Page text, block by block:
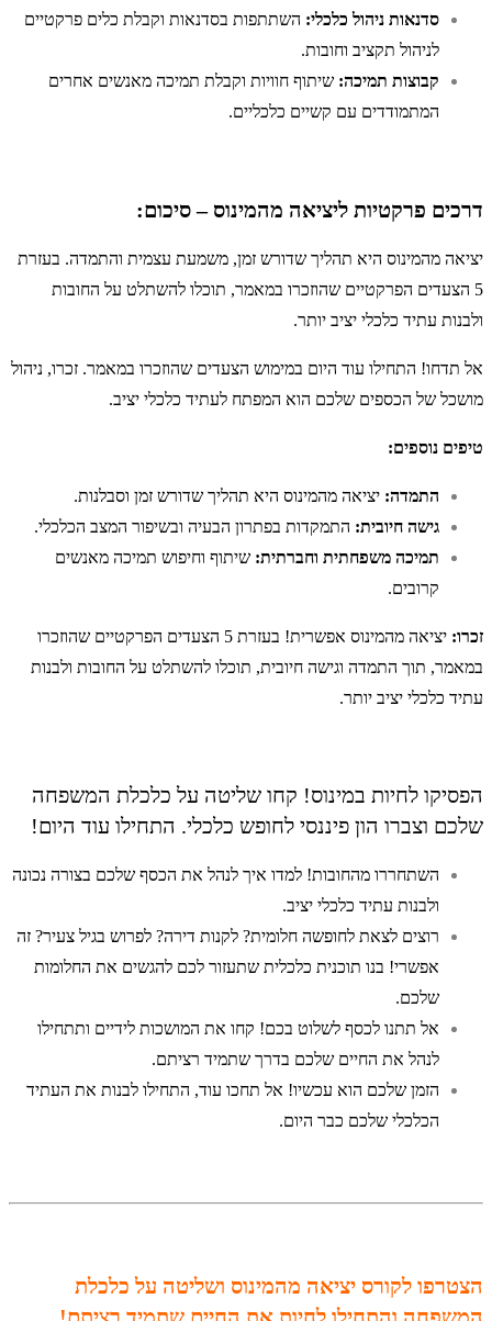
סדנאות ניהול כלכלי: השתתפות בסדנאות וקבלת כלים פרקטיים
לניהול תקציב וחובות.
קבוצות תמיכה: שיתוף חוויות וקבלת תמיכה מאנשים אחרים
המתמודדים עם קשיים כלכליים.
דרכים פרקטיות ליציאה מהמינוס – סיכום:
יציאה מהמינוס היא תהליך שדורש זמן, משמעת עצמית והתמדה. בעזרת
5 הצעדים הפרקטיים שהוזכרו במאמר, תוכלו להשתלט על החובות
ולבנות עתיד כלכלי יציב יותר.
אל תדחו! התחילו עוד היום במימוש הצעדים שהוזכרו במאמר. זכרו, ניהול
מושכל של הכספים שלכם הוא המפתח לעתיד כלכלי יציב.
טיפים נוספים:
התמדה: יציאה מהמינוס היא תהליך שדורש זמן וסבלנות.
גישה חיובית: התמקדות בפתרון הבעיה ובשיפור המצב הכלכלי.
תמיכה משפחתית וחברתית: שיתוף וחיפוש תמיכה מאנשים
קרובים.
זכרו:
יציאה מהמינוס אפשרית! בעזרת 5 הצעדים הפרקטיים שהוזכרו
במאמר, תוך התמדה וגישה חיובית, תוכלו להשתלט על החובות ולבנות
עתיד כלכלי יציב יותר.
הפסיקו לחיות במינוס! קחו שליטה על כלכלת המשפחה
שלכם וצברו הון פיננסי לחופש כלכלי. התחילו עוד היום!
השתחררו מהחובות! למדו איך לנהל את הכסף שלכם בצורה נכונה
ולבנות עתיד כלכלי יציב.
רוצים לצאת לחופשה חלומית? לקנות דירה? לפרוש בגיל צעיר? זה
אפשרי! בנו תוכנית כלכלית שתעזור לכם להגשים את החלומות
שלכם.
אל תתנו לכסף לשלוט בכם! קחו את המושכות לידיים ותתחילו
לנהל את החיים שלכם בדרך שתמיד רציתם.
הזמן שלכם הוא עכשיו! אל תחכו עוד, התחילו לבנות את העתיד
הכלכלי שלכם כבר היום.
הצטרפו לקורס יציאה מהמינוס ושליטה על כלכלת